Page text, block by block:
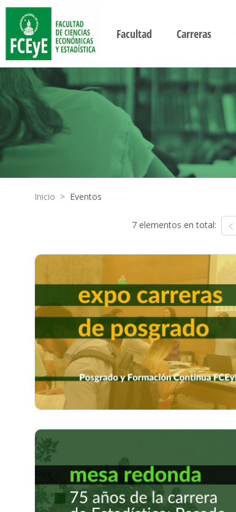
Facultad Carreras
Inicio > Eventos
7 elementos en total: